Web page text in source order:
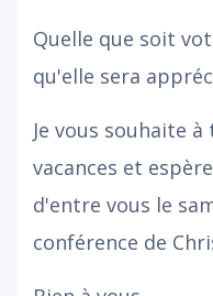
Quelle que soit
qu'elle sera
Je vous souhaite
vacances et
d'entre vous le
conférence de